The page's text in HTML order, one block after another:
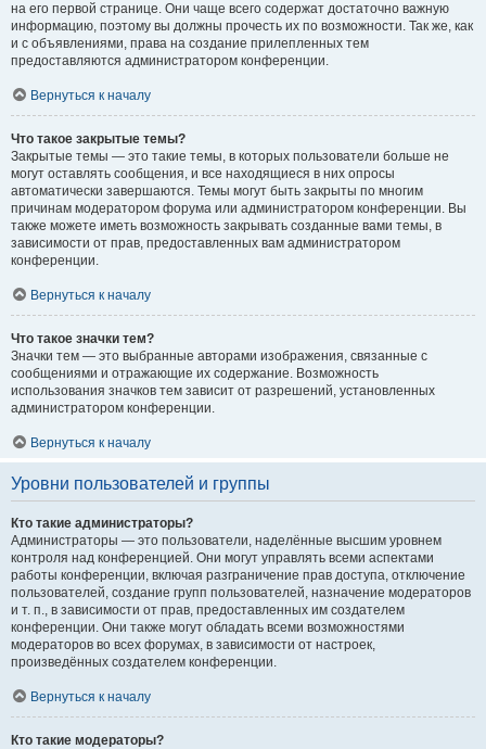
на его первой странице. Они чаще всего содержат достаточно важную
информацию, поэтому вы должны прочесть их по возможности. Так же, как
и с объявлениями, права на создание прилепленных тем
предоставляются администратором конференции.
Вернуться к началу
Что такое закрытые темы?
Закрытые темы — это такие темы, в которых пользователи больше не
могут оставлять сообщения, и все находящиеся в них опросы
автоматически завершаются. Темы могут быть закрыты по многим
причинам модератором форума или администратором конференции. Вы
также можете иметь возможность закрывать созданные вами темы, в
зависимости от прав, предоставленных вам администратором
конференции.
Вернуться к началу
Что такое значки тем?
Значки тем — это выбранные авторами изображения, связанные с
сообщениями и отражающие их содержание. Возможность
использования значков тем зависит от разрешений, установленных
администратором конференции.
Вернуться к началу
Уровни пользователей и группы
Кто такие администраторы?
Администраторы — это пользователи, наделённые высшим уровнем
контроля над конференцией. Они могут управлять всеми аспектами
работы конференции, включая разграничение прав доступа, отключение
пользователей, создание групп пользователей, назначение модераторов
и т. п., в зависимости от прав, предоставленных им создателем
конференции. Они также могут обладать всеми возможностями
модераторов во всех форумах, в зависимости от настроек,
произведённых создателем конференции.
Вернуться к началу
Кто такие модераторы?